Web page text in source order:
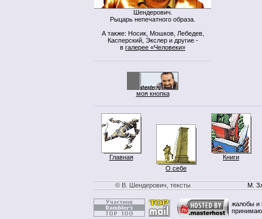
Шендерович.
Рыцарь непечатного образа.
А также: Носик, Мошков, Лебедев,
Касперский, Экслер и другие -
в галерее «Человеки»
моя кнопка
Главная
О себе
Книги
© В. Шендерович, тексты М.
жалобы и